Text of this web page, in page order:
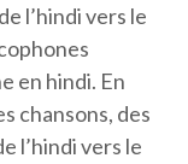
l’hindi vers le
en hindi. En
chansons, des
l’hindi vers le